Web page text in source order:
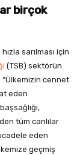
birçok
sarılması için
(TSB) sektörün
“Ülkemizin cennet
eden
tüm canlılar
eden
geçmiş